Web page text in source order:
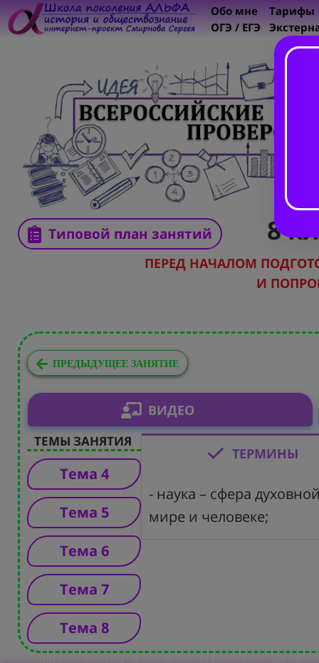
Обо мне
ОГЭ / ЕГЭ
Тарифы
Типовой план занятий 8
ПЕРЕД НАЧАЛОМ
И
ПРЕДЫДУЩЕЕ ЗАНЯТИЕ
ВИДЕО
ТЕМЫ ЗАНЯТИЯ
Тема 4
Тема 5
Тема 6
Тема 7
Тема 8
ТЕРМИНЫ
- наука – сфера
мире и человеке;